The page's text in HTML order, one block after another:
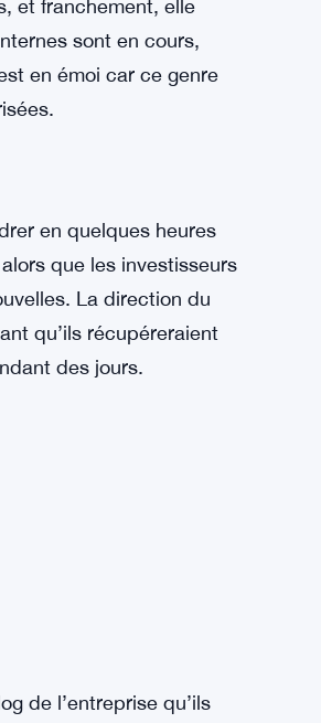
et franchement, elle
sont en cours,
en émoi car ce genre
en quelques heures
que les investisseurs
La direction du
qu’ils récupéreraient
des jours.